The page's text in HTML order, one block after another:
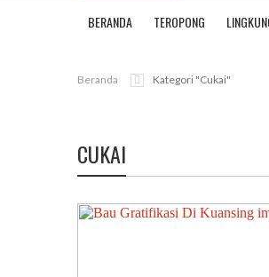
BERANDA TEROPONG
Beranda Kategori "cukai"
CUKAI